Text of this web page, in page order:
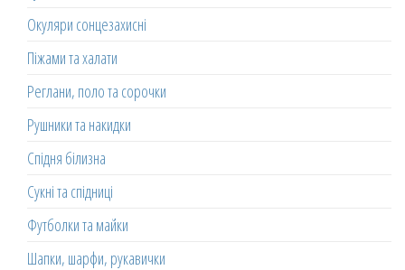
Окуляри сонцезахисні
Піжами та халати
Реглани, поло та сорочки
Рушники та накидки
Спідня білизна
Сукні та спідниці
Футболки та майки
Шапки, шарфи, рукавички